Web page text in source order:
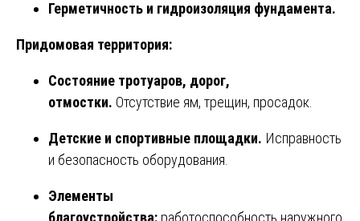
Герметичность и гидроизоляция фундамента.
Придомовая территория:
Состояние тротуаров, дорог,
отмостки. Отсутствие ям, трещин, просадок.
Детские и спортивные площадки. Исправность
и безопасность оборудования.
Элементы